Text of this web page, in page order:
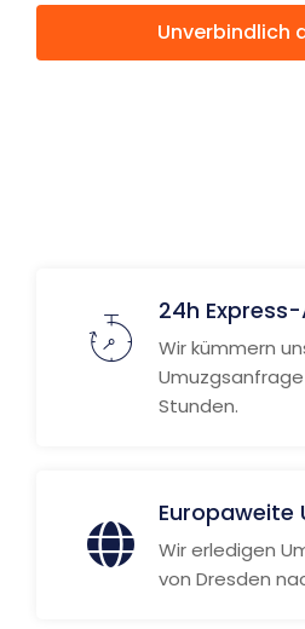
Unverbindlich
24h
Wir kümmern
Stunden.
Europaweite
Wir erledigen
von Dresden